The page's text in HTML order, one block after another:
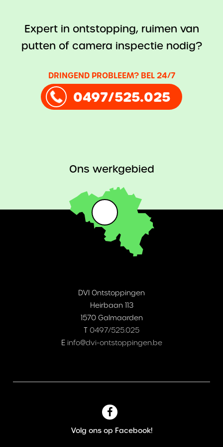
Expert in ontstopping, ruimen van
putten of camera inspectie nodig?
DRINGEND PROBLEEM? BEL 24/7
0497/525.025
DVI Ontstoppingen
Heirbaan 113
1570 Galmaarden
T 0497/525.025
E info@dvi-ontstoppingen.be
Volg ons op Facebook!
Ons werkgebied